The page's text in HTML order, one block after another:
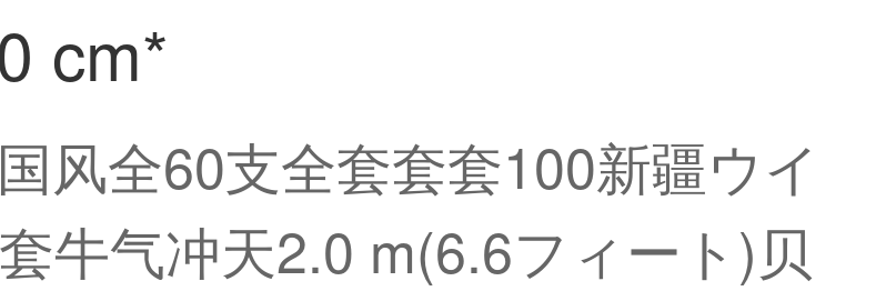
cm*
风全60支全套套套100新疆ウイ
牛气冲天2.0 m(6.6フィート)贝